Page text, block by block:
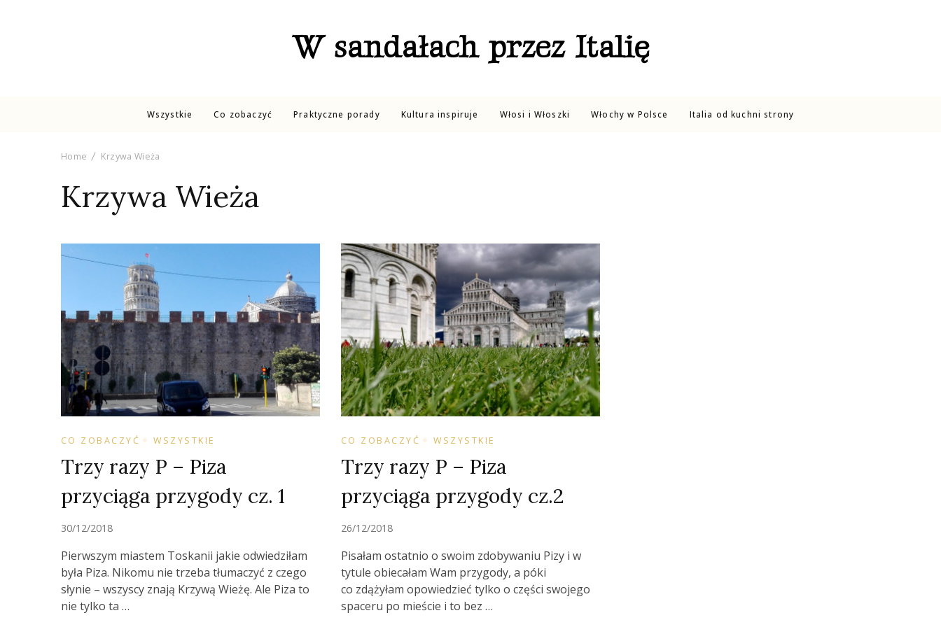
W sandałach przez Italię
Wszystkie Co zobaczyć Praktyczne porady Kultura inspiruje Włosi i Włoszki Włochy w Polsce Italia od kuchni strony
Home Krzywa Wieża
Krzywa Wieża
CO ZOBACZYĆ WSZYSTKIE
Trzy razy P – Piza
przyciąga przygody cz. 1
30/12/2018
Pierwszym miastem Toskanii jakie odwiedziłam
była Piza. Nikomu nie trzeba tłumaczyć z czego
słynie – wszyscy znają Krzywą Wieżę. Ale Piza to
nie tylko ta …
CO ZOBACZYĆ WSZYSTKIE
Trzy razy P – Piza
przyciąga przygody cz.2
26/12/2018
Pisałam ostatnio o swoim zdobywaniu Pizy i w
tytule obiecałam Wam przygody, a póki
co zdążyłam opowiedzieć tylko o części swojego
spaceru po mieście i to bez …